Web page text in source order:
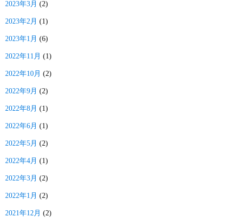
2023年3月 (2)
2023年2月 (1)
2023年1月 (6)
2022年11月 (1)
2022年10月 (2)
2022年9月 (2)
2022年8月 (1)
2022年6月 (1)
2022年5月 (2)
2022年4月 (1)
2022年3月 (2)
2022年1月 (2)
2021年12月 (2)